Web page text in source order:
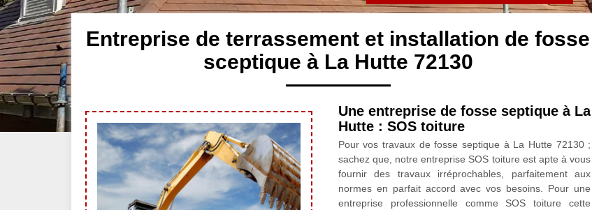
Entreprise de terrassement et installation de fosse
sceptique à La Hutte 72130
Une entreprise de fosse septique à La
Hutte : SOS toiture
Pour vos travaux de fosse septique à La Hutte 72130 ;
sachez que, notre entreprise SOS toiture est apte à vous
fournir des travaux irréprochables, parfaitement aux
normes en parfait accord avec vos besoins. Pour une
entreprise professionnelle comme SOS toiture cette